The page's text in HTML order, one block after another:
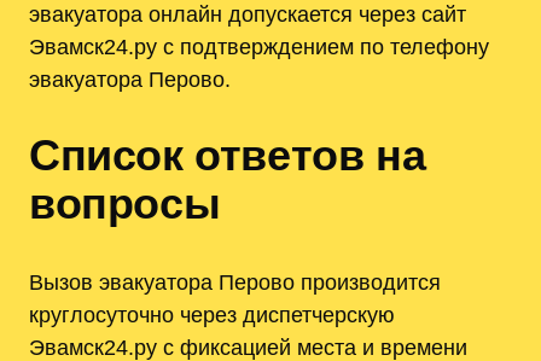
эвакуатора онлайн допускается через сайт
Эвамск24.ру с подтверждением по телефону
эвакуатора Перово.
Список ответов на
вопросы
Вызов эвакуатора Перово производится
круглосуточно через диспетчерскую
Эвамск24.ру с фиксацией места и времени